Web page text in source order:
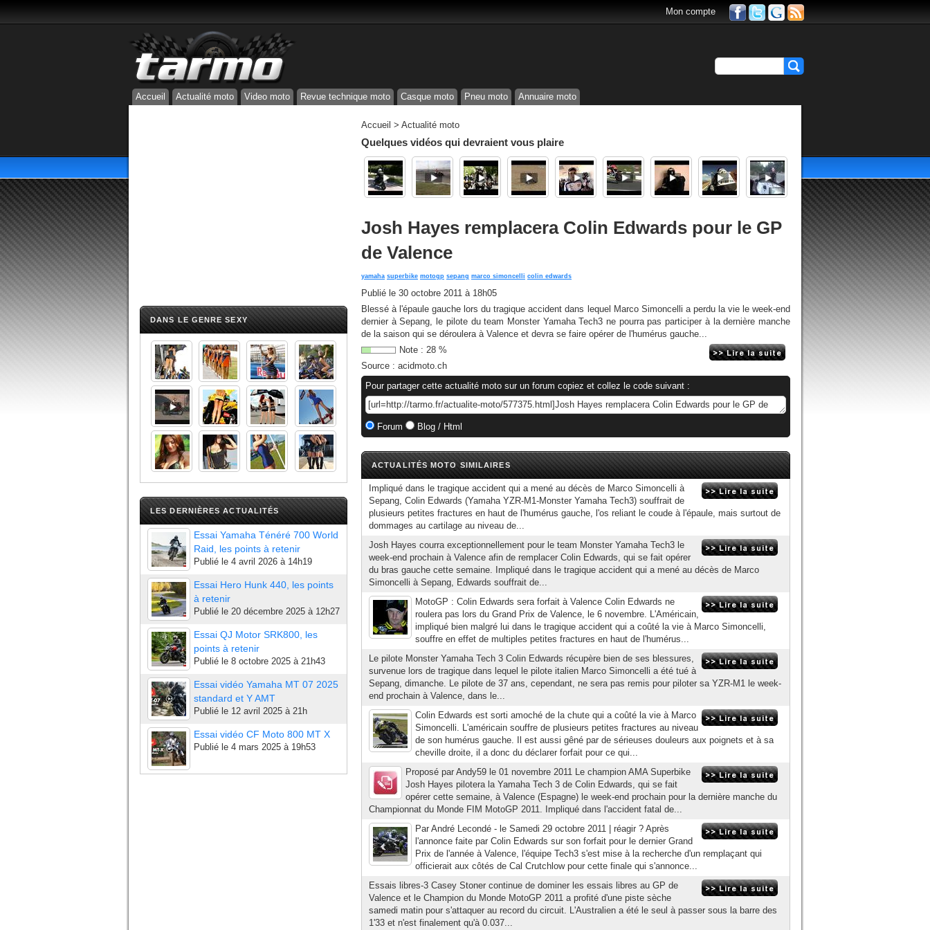
Mon compte
Accueil Actualité moto Video moto Revue technique moto Casque moto Pneu moto Annuaire moto
DANS LE GENRE SEXY
LES DERNIÈRES ACTUALITÉS
Essai Yamaha Ténéré 700 World
Raid, les points à retenir
Publié le 4 avril 2026 à 14h19
Essai Hero Hunk 440, les points
à retenir
Publié le 20 décembre 2025 à 12h27
Essai QJ Motor SRK800, les
points à retenir
Publié le 8 octobre 2025 à 21h43
Essai vidéo Yamaha MT 07 2025
standard et Y AMT
Publié le 12 avril 2025 à 21h
Essai vidéo CF Moto 800 MT X
Publié le 4 mars 2025 à 19h53
Accueil > Actualité moto
Quelques vidéos qui devraient vous plaire
Josh Hayes remplacera Colin Edwards pour le GP
de Valence
yamaha superbike motogp sepang marco simoncelli colin edwards
Publié le 30 octobre 2011 à 18h05
Blessé à l'épaule gauche lors du tragique accident dans lequel Marco Simoncelli a perdu la vie le week-end
dernier à Sepang, le pilote du team Monster Yamaha Tech3 ne pourra pas participer à la dernière manche
de la saison qui se déroulera à Valence et devra se faire opérer de l'humérus gauche...
Note : 28 %
Source : acidmoto.ch
Pour partager cette actualité moto sur un forum copiez et collez le code suivant :
Forum Blog / Html
ACTUALITÉS MOTO SIMILAIRES
Impliqué dans le tragique accident qui a mené au décès de Marco Simoncelli à
Sepang, Colin Edwards (Yamaha YZR-M1-Monster Yamaha Tech3) souffrait de
plusieurs petites fractures en haut de l'humérus gauche, l'os reliant le coude à l'épaule, mais surtout de
dommages au cartilage au niveau de...
Josh Hayes courra exceptionnellement pour le team Monster Yamaha Tech3 le
week-end prochain à Valence afin de remplacer Colin Edwards, qui se fait opérer
du bras gauche cette semaine. Impliqué dans le tragique accident qui a mené au décès de Marco
Simoncelli à Sepang, Edwards souffrait de...
MotoGP : Colin Edwards sera forfait à Valence Colin Edwards ne
roulera pas lors du Grand Prix de Valence, le 6 novembre. L'Américain,
impliqué bien malgré lui dans le tragique accident qui a coûté la vie à Marco Simoncelli,
souffre en effet de multiples petites fractures en haut de l'humérus...
Le pilote Monster Yamaha Tech 3 Colin Edwards récupère bien de ses blessures,
survenue lors de tragique dans lequel le pilote italien Marco Simoncelli a été tué à
Sepang, dimanche. Le pilote de 37 ans, cependant, ne sera pas remis pour piloter sa YZR-M1 le week-
end prochain à Valence, dans le...
Colin Edwards est sorti amoché de la chute qui a coûté la vie à Marco
Simoncelli. L'américain souffre de plusieurs petites fractures au niveau
de son humérus gauche. Il est aussi gêné par de sérieuses douleurs aux poignets et à sa
cheville droite, il a donc du déclarer forfait pour ce qui...
Proposé par Andy59 le 01 novembre 2011 Le champion AMA Superbike
Josh Hayes pilotera la Yamaha Tech 3 de Colin Edwards, qui se fait
opérer cette semaine, à Valence (Espagne) le week-end prochain pour la dernière manche du
Championnat du Monde FIM MotoGP 2011. Impliqué dans l'accident fatal de...
Par André Lecondé - le Samedi 29 octobre 2011 | réagir ? Après
l'annonce faite par Colin Edwards sur son forfait pour le dernier Grand
Prix de l'année à Valence, l'équipe Tech3 s'est mise à la recherche d'un remplaçant qui
officierait aux côtés de Cal Crutchlow pour cette finale qui s'annonce...
Essais libres-3 Casey Stoner continue de dominer les essais libres au GP de
Valence et le Champion du Monde MotoGP 2011 a profité d'une piste sèche
samedi matin pour s'attaquer au record du circuit. L'Australien a été le seul à passer sous la barre des
1'33 et n'est finalement qu'à 0.037...